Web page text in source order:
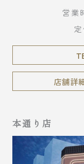
営業
店舗詳
本通り店